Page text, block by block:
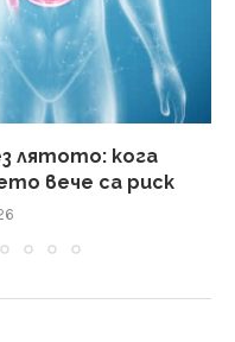
лятото: кога
вече са риск